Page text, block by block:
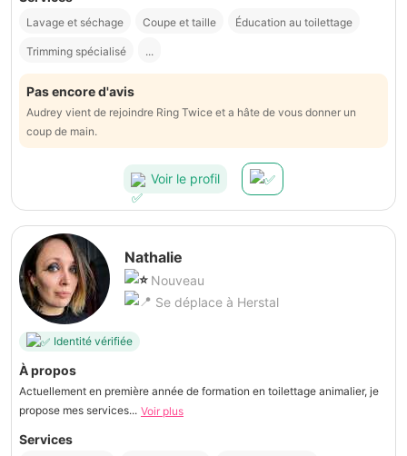
Lavage et séchage Coupe et taille Éducation au toilettage
Trimming spécialisé ...
Pas encore d'avis
Audrey vient de rejoindre Ring Twice et a hâte de vous donner un
coup de main.
Voir le profil
Nathalie
Nouveau
Se déplace à Herstal
Identité vérifiée
À propos
Actuellement en première année de formation en toilettage animalier, je
propose mes services... Voir plus
Services